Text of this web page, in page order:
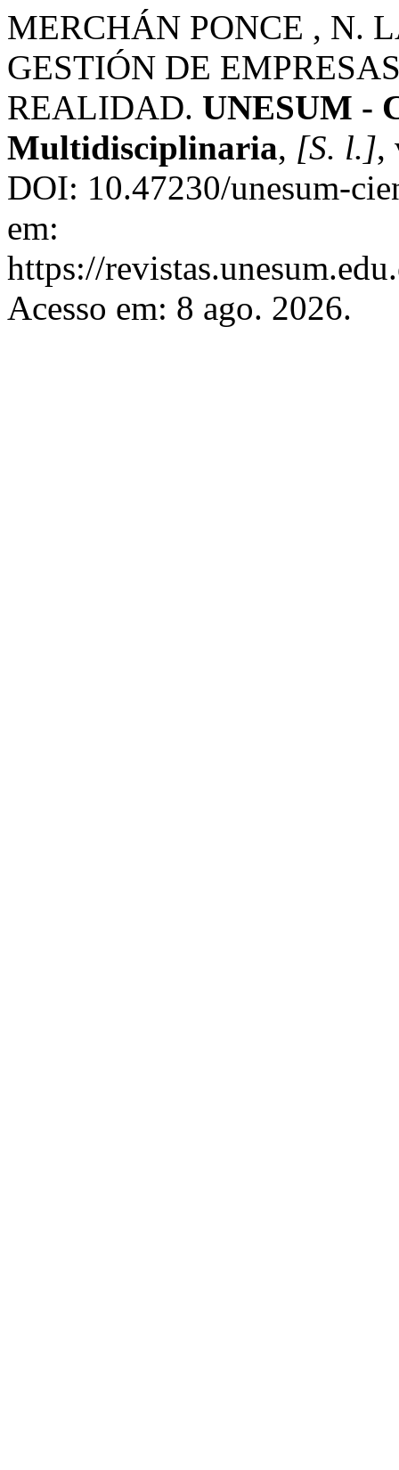
MERCHÁN PONCE , N.
GESTIÓN DE
REALIDAD. UNESUM -
Multidisciplinaria, [S. l.],
DOI: 10.47230/unesum-
em:
https://
Acesso em: 8 ago. 2026.